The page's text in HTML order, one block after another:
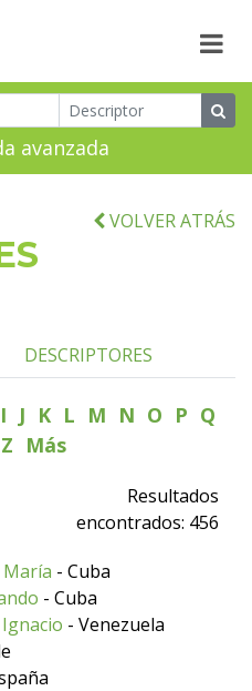
avanzada
VOLVER ATRÁS
DESCRIPTORES
I J K L M N O P Q
Z Más
Resultados
encontrados: 456
- Cuba
- Cuba
- Venezuela